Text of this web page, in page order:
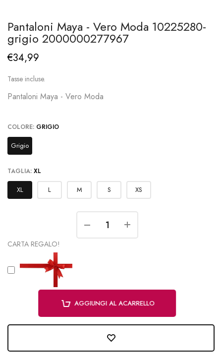
Pantaloni Maya - Vero Moda 10225280-
grigio 2000000277967
€34,99
Tasse incluse.
Pantaloni Maya - Vero Moda
COLORE: GRIGIO
Grigio
TAGLIA: XL
XL L M S XS
CARTA REGALO!
AGGIUNGI AL ACARRELLO